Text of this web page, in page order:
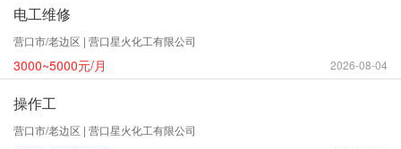
电工维修
营口市/老边区 | 营口星火化工有限公司
3000~5000元/月 2026-08-04
操作工
营口市/老边区 | 营口星火化工有限公司